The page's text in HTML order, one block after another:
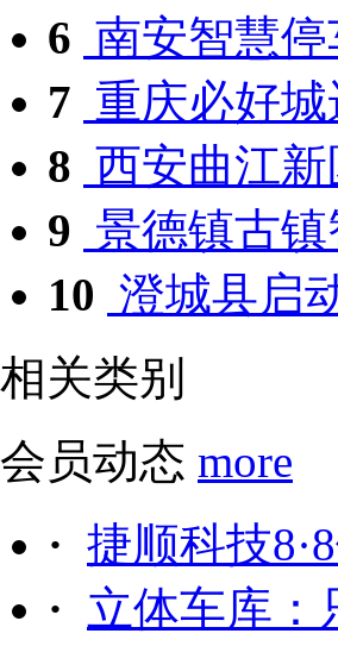
6 南安智慧
7 重庆必好
8 西安曲江
9 景德镇古
10 澄城县启
相关类别
会员动态 more
· 捷顺科技
· 立体车库：